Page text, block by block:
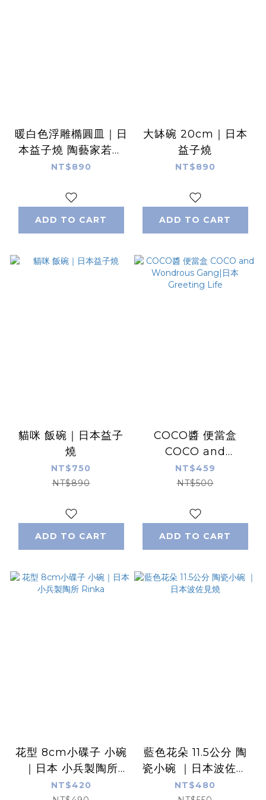
暖白色浮雕橢圓皿｜日
本益子燒 陶藝家若林
健吾
NT$890
ADD TO CART
大缽碗 20cm｜日本
益子燒
NT$890
ADD TO CART
貓咪 飯碗｜日本益子
燒
NT$750
NT$890
ADD TO CART
COCO醬 便當盒
COCO and
Wondrous Gang|日
本Greeting Life
NT$459
NT$500
ADD TO CART
花型 8cm小碟子 小碗
｜日本 小兵製陶所
Rinka
NT$420
藍色花朵 11.5公分 陶
瓷小碗 ｜日本波佐見
燒
NT$480